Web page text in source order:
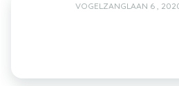
VOGELZANGLAAN 6 ,